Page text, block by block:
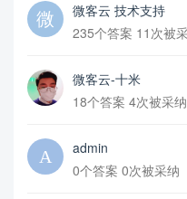
微客云 技术支持
235个答案 11次被
微客云-十米
18个答案 4次被采纳
admin
0个答案 0次被采纳